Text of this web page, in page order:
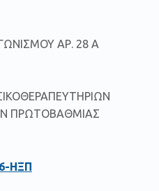
ΑΡ. 28 Α
ΠΡΩΤΟΒΑΘΜΙΑΣ
ΗΞΠ